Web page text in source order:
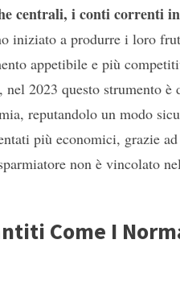
centrali, i conti correnti
iniziato a produrre i loro
appetibile e più
2023 questo strumento è
reputandolo un modo
più economici, grazie
non è vincolato
Come I